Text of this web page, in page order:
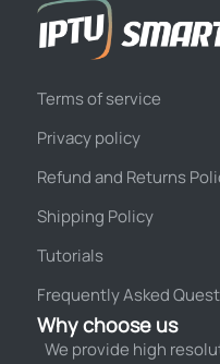
Terms of service
Privacy policy
Refund and Returns
Shipping Policy
Tutorials
Frequently Asked
Why choose us
We provide high